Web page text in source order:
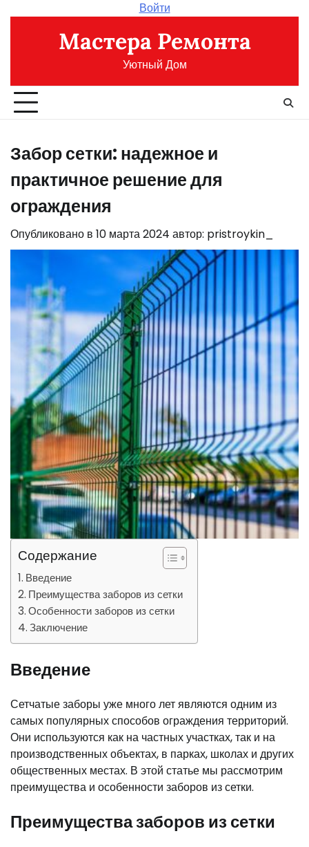
содержимому
Войти
Мастера Ремонта
Уютный Дом
Забор сетки: надежное и
практичное решение для
ограждения
Опубликовано в 10 марта 2024 автор: pristroykin_
Содержание
Введение
Преимущества заборов из сетки
Особенности заборов из сетки
Заключение
Введение
Сетчатые заборы уже много лет являются одним из
самых популярных способов ограждения территорий.
Они используются как на частных участках, так и на
производственных объектах, в парках, школах и других
общественных местах. В этой статье мы рассмотрим
преимущества и особенности заборов из сетки.
Преимущества заборов из сетки